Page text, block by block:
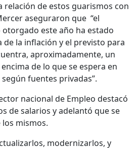
relación de estos guarismos con
aseguraron que “el
este año ha estado
de la inflación y el previsto para
aproximadamente, un
de lo que se espera en
fuentes privadas”.
nacional de Empleo destacó
de salarios y adelantó que se
mismos.
modernizarlos, y